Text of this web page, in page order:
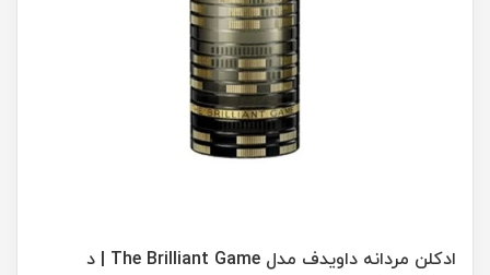
ادکلن مردانه داویدف مدل The Brilliant Game | د